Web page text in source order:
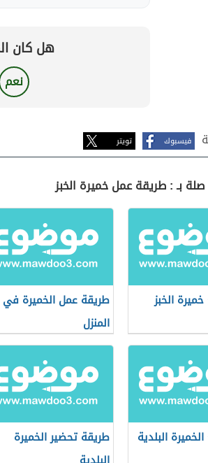
هل كان
نعم
فيسبوك تويتر
بـ : طريقة عمل خميرة الخبز
الخبز
طريقة عمل الخميرة في
المنزل
البلدية
طريقة تحضير الخميرة